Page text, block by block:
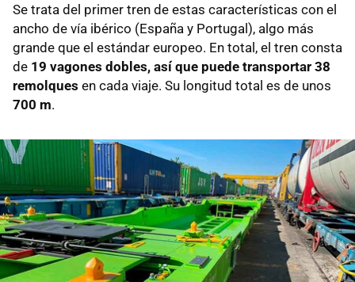
Se trata del primer tren de estas características con el
ancho de vía ibérico (España y Portugal), algo más
grande que el estándar europeo. En total, el tren consta
de 19 vagones dobles, así que puede transportar 38
remolques en cada viaje. Su longitud total es de unos
700 m.